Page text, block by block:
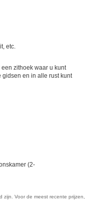
etc.
zithoek waar u kunt
en in alle rust kunt
(2-
Voor de meest recente prijzen,